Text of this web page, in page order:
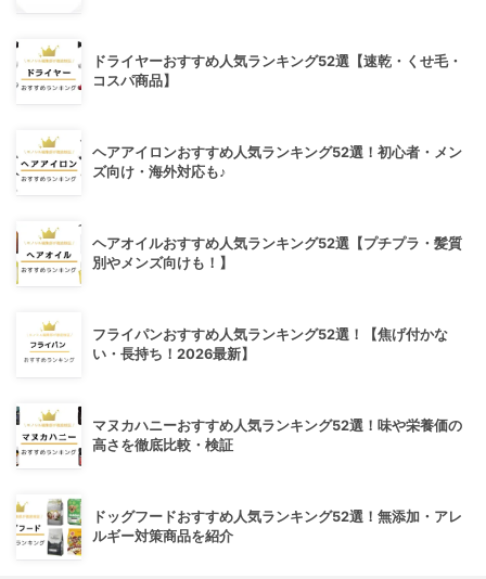
ドライヤーおすすめ人気ランキング52選【速乾・くせ毛・
コスパ商品】
ヘアアイロンおすすめ人気ランキング52選！初心者・メン
ズ向け・海外対応も♪
ヘアオイルおすすめ人気ランキング52選【プチプラ・髪質
別やメンズ向けも！】
フライパンおすすめ人気ランキング52選！【焦げ付かな
い・長持ち！2026最新】
マヌカハニーおすすめ人気ランキング52選！味や栄養価の
高さを徹底比較・検証
ドッグフードおすすめ人気ランキング52選！無添加・アレ
ルギー対策商品を紹介